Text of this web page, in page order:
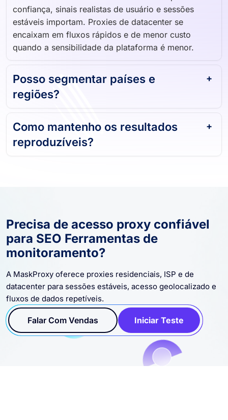
confiança, sinais realistas de usuário e sessões
estáveis importam. Proxies de datacenter se
encaixam em fluxos rápidos e de menor custo
quando a sensibilidade da plataforma é menor.
Posso segmentar países e
regiões?
Como mantenho os resultados
reproduzíveis?
Precisa de acesso proxy confiável
para SEO Ferramentas de
monitoramento?
A MaskProxy oferece proxies residenciais, ISP e de
datacenter para sessões estáveis, acesso geolocalizado e
fluxos de dados repetíveis.
Falar Com Vendas Iniciar Teste